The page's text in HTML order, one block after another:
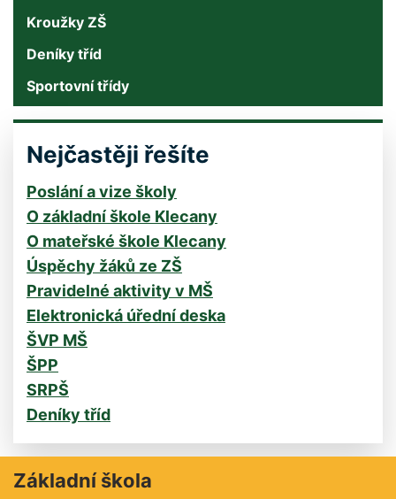
Kroužky ZŠ
Deníky tříd
Sportovní třídy
Nejčastěji řešíte
Poslání a vize školy
O základní škole Klecany
O mateřské škole Klecany
Úspěchy žáků ze ZŠ
Pravidelné aktivity v MŠ
Elektronická úřední deska
ŠVP MŠ
ŠPP
SRPŠ
Deníky tříd
Základní škola